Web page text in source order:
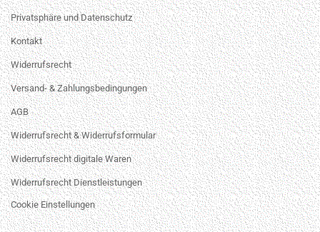
Privatsphäre und Datenschutz
Kontakt
Widerrufsrecht
Versand- & Zahlungsbedingungen
AGB
Widerrufsrecht & Widerrufsformular
Widerrufsrecht digitale Waren
Widerrufsrecht Dienstleistungen
Cookie Einstellungen